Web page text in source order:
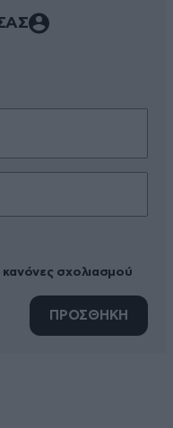
σχολιασμού
ΠΡΟΣΘΗΚΗ